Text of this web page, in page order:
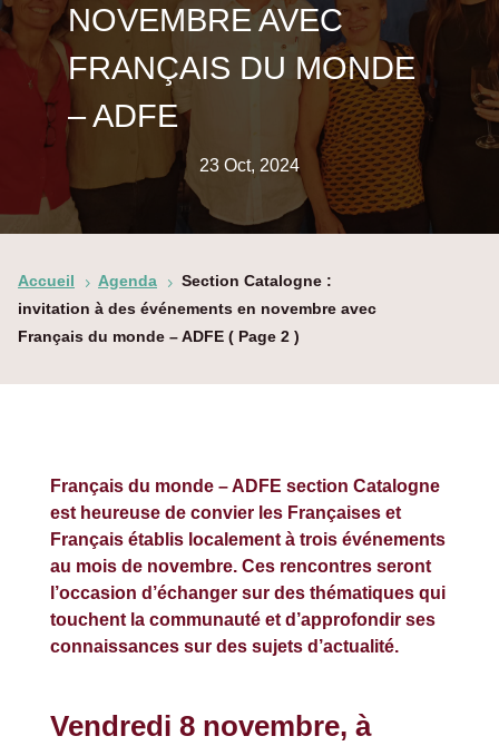
NOVEMBRE AVEC
FRANÇAIS DU MONDE
– ADFE
23 Oct, 2024
Accueil 5 Agenda 5 Section Catalogne :
invitation à des événements en novembre avec
Français du monde – ADFE ( Page 2 )
Français du monde – ADFE section Catalogne
est heureuse de convier les Françaises et
Français établis localement à trois événements
au mois de novembre. Ces rencontres seront
l’occasion d’échanger sur des thématiques qui
touchent la communauté et d’approfondir ses
connaissances sur des sujets d’actualité.
Vendredi 8 novembre, à